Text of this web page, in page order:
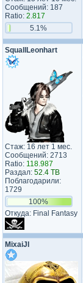
Сообщений: 187
Ratio: 2.817
5.1%
SquallLeonhart
Стаж: 16 лет 1 мес.
Сообщений: 2713
Ratio: 118.987
Раздал: 52.4 TB
Поблагодарили:
1729
100%
Откуда: Final Fantasy
MixaiJI